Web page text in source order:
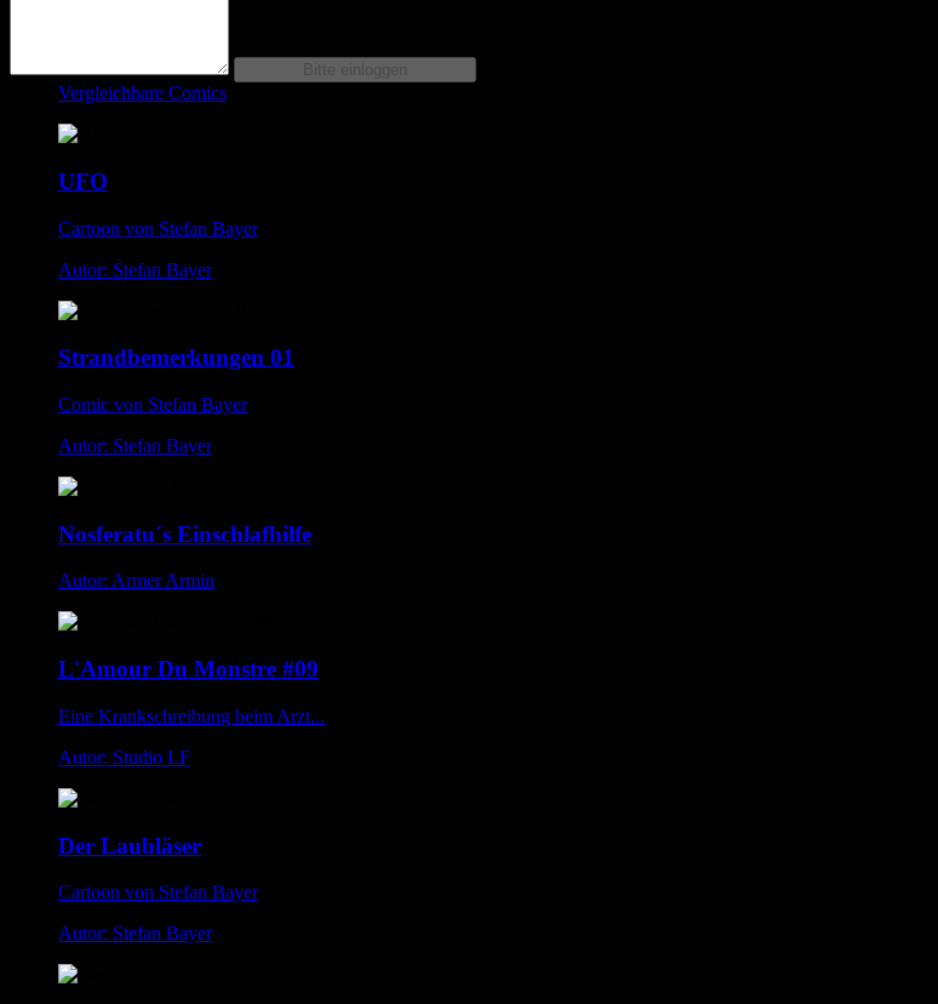
Vergleichbare Comics
UFO
Cartoon von Stefan Bayer
Autor: Stefan Bayer
Strandbemerkungen 01
Comic von Stefan Bayer
Autor: Stefan Bayer
Nosferatu´s Einschlafhilfe
Autor: Armer Armin
L'Amour Du Monstre #09
Eine Krankschreibung beim Arzt...
Autor: Studio LF
Der Laubläser
Cartoon von Stefan Bayer
Autor: Stefan Bayer